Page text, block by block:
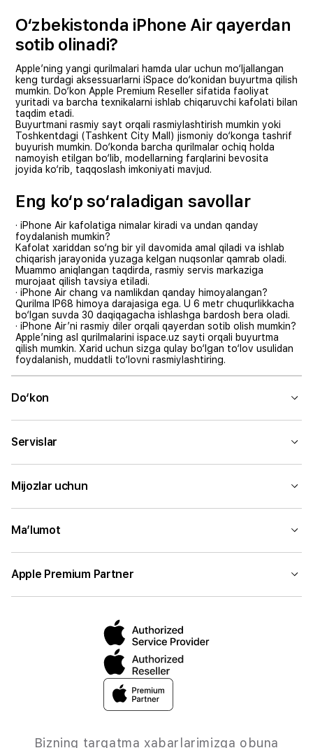
O‘zbekistonda iPhone Air qayerdan
sotib olinadi?
Apple’ning yangi qurilmalari hamda ular uchun mo‘ljallangan
keng turdagi aksessuarlarni iSpace do‘konidan buyurtma qilish
mumkin. Do‘kon Apple Premium Reseller sifatida faoliyat
yuritadi va barcha texnikalarni ishlab chiqaruvchi kafolati bilan
taqdim etadi.
Buyurtmani rasmiy sayt orqali rasmiylashtirish mumkin yoki
Toshkentdagi (Tashkent City Mall) jismoniy do‘konga tashrif
buyurish mumkin. Do‘konda barcha qurilmalar ochiq holda
namoyish etilgan bo‘lib, modellarning farqlarini bevosita
joyida ko‘rib, taqqoslash imkoniyati mavjud.
Eng ko‘p so‘raladigan savollar
· iPhone Air kafolatiga nimalar kiradi va undan qanday
foydalanish mumkin?
Kafolat xariddan so‘ng bir yil davomida amal qiladi va ishlab
chiqarish jarayonida yuzaga kelgan nuqsonlar qamrab oladi.
Muammo aniqlangan taqdirda, rasmiy servis markaziga
murojaat qilish tavsiya etiladi.
· iPhone Air chang va namlikdan qanday himoyalangan?
Qurilma IP68 himoya darajasiga ega. U 6 metr chuqurlikkacha
bo‘lgan suvda 30 daqiqagacha ishlashga bardosh bera oladi.
· iPhone Air’ni rasmiy diler orqali qayerdan sotib olish mumkin?
Apple’ning asl qurilmalarini ispace.uz sayti orqali buyurtma
qilish mumkin. Xarid uchun sizga qulay bo‘lgan to‘lov usulidan
foydalanish, muddatli to‘lovni rasmiylashtiring.
Do‘kon
Servislar
Mijozlar uchun
Ma’lumot
Apple Premium Partner
Bizning tarqatma xabarlarimizga obuna